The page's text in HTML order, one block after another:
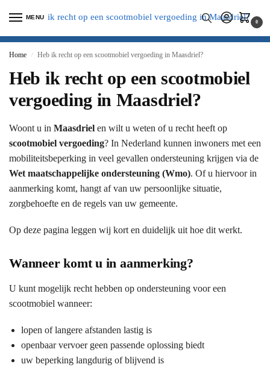
MENU
0
Home / Heb ik recht op een scootmobiel vergoeding in Maasdriel?
Heb ik recht op een scootmobiel
vergoeding in Maasdriel?
Woont u in Maasdriel en wilt u weten of u recht heeft op
scootmobiel vergoeding? In Nederland kunnen inwoners met een
mobiliteitsbeperking in veel gevallen ondersteuning krijgen via de
Wet maatschappelijke ondersteuning (Wmo). Of u hiervoor in
aanmerking komt, hangt af van uw persoonlijke situatie,
zorgbehoefte en de regels van uw gemeente.
Op deze pagina leggen wij kort en duidelijk uit hoe dit werkt.
Wanneer komt u in aanmerking?
U kunt mogelijk recht hebben op ondersteuning voor een
scootmobiel wanneer:
lopen of langere afstanden lastig is
openbaar vervoer geen passende oplossing biedt
uw beperking langdurig of blijvend is